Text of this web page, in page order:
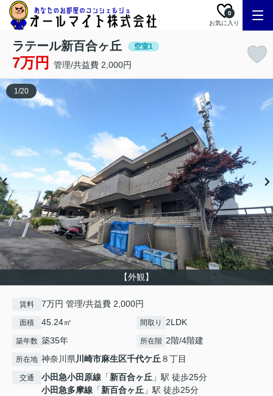
お気に入り
0
ラテール新百合ヶ丘 空室1
7万円 管理/共益費 2,000円
【外観】
1/20
賃料 7万円 管理/共益費 2,000円
面積 45.24㎡ 間取り 2LDK
築年数 築35年 所在階 2階/4階建
所在地 神奈川県川崎市麻生区千代ケ丘８丁目
交通 小田急小田原線 「新百合ヶ丘 」駅 徒歩25分
小田急多摩線 「新百合ヶ丘 」駅 徒歩25分